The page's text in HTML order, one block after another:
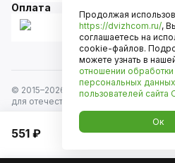
551 ₽
Оплата
© 2015–2026
Движком — сеть
для отечественных автомобилей и
носит исключительно
публичной офертой, определяемой
ст. 437 Гражданского кодекса РФ.
Продолжая
https://dvizhcom.ru/,
соглашаетесь на
cookie-файлов.
можете узнать в
отношении обработки
персональных данных
пользователей сайта
Ок